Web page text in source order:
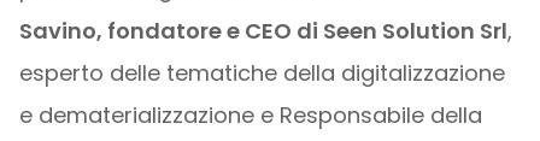
Savino, fondatore e CEO di Seen Solution Srl,
esperto delle tematiche della digitalizzazione
e dematerializzazione e Responsabile della